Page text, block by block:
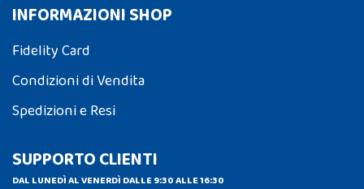
INFORMAZIONI SHOP
Fidelity Card
Condizioni di Vendita
Spedizioni e Resi
SUPPORTO CLIENTI
DAL LUNEDÌ AL VENERDÌ DALLE 9:30 ALLE 16:30